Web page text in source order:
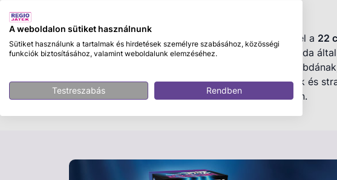
Vidd haza a futball világbajnokság hangulatát ezzel a 22
gumilabdával! A Mexikó, Egyesült Államok és Kanada
ihlette dizájn látványos megjelenést kölcsönöz a
futballrajongók számára. Könnyű kezelhetőségének és
remek társ a kertben, a játszótéren vagy a parkban.
Miért érdemes választani?
FIFA World Cup 2026 ihlette, színes grafikai mintával.
Strapabíró PVC kivitel a mindennapi játékhoz.
A weboldalon sütiket használnunk
Sütiket használunk a tartalmak és hirdetések személyre szabásához, közösségi
funkciók biztosításához, valamint weboldalunk elemzéséhez.
Testreszabás Rendben